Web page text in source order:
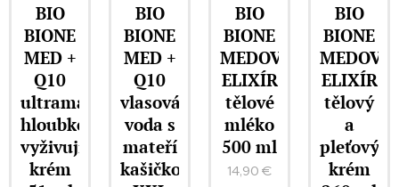
BIO
BIONE
MED +
Q10
ultramastný
hloubkově
vyživující
krém
BIO
BIONE
MED +
Q10
vlasová
voda s
mateří
kašičkou
BIO
BIONE
MEDOVÝ
ELIXÍR
tělové
mléko
500 ml
14,90 €
BIO
BIONE
MEDOVÝ
ELIXÍR
tělový
a
pleťový
krém